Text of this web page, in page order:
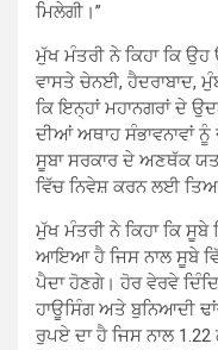
ਮਿਲੇਗੀ।”
ਮੁੱਖ ਮੰਤਰੀ ਨੇ ਕਿਹਾ ਕਿ
ਵਾਸਤੇ ਚੇਨਈ, ਹੈਦਰਾਬਾਦ,
ਕਿ ਇਨ੍ਹਾਂ ਮਹਾਨਗਰਾਂ ਦੇ
ਦੀਆਂ ਅਥਾਹ ਸੰਭਾਵਨਾਵਾਂ ਨੂੰ
ਸੂਬਾ ਸਰਕਾਰ ਦੇ ਅਣਥੱਕ
ਵਿੱਚ ਨਿਵੇਸ਼ ਕਰਨ ਲਈ
ਮੁੱਖ ਮੰਤਰੀ ਨੇ ਕਿਹਾ ਕਿ
ਆਇਆ ਹੈ ਜਿਸ ਨਾਲ ਸੂਬੇ
ਪੈਦਾ ਹੋਣਗੇ। ਹੋਰ ਵੇਰਵੇ
ਹਾਊਸਿੰਗ ਅਤੇ ਬੁਨਿਆਦੀ
ਰੁਪਏ ਦਾ ਹੈ ਜਿਸ ਨਾਲ